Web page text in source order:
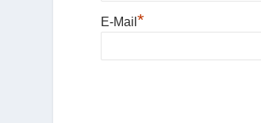
E-Mail*